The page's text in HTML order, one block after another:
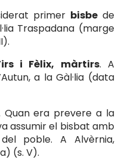
primer bisbe de
Traspadana (marge
i Fèlix, màrtirs. A
a la Gàl·lia (data
Quan era prevere a la
assumir el bisbat amb
poble. A Alvèrnia,
(s. V).